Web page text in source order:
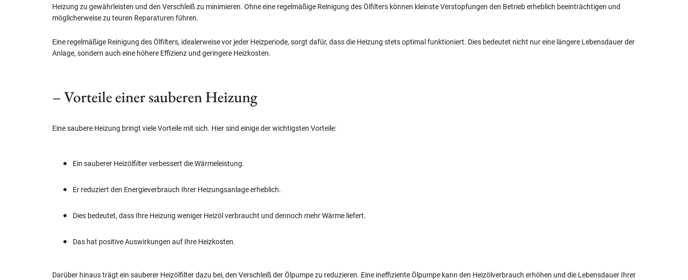
Heizung zu gewährleisten und den Verschleiß zu minimieren. Ohne eine regelmäßige Reinigung des Ölfilters können kleinste Verstopfungen den Betrieb erheblich beeinträchtigen und
möglicherweise zu teuren Reparaturen führen.
Eine regelmäßige Reinigung des Ölfilters, idealerweise vor jeder Heizperiode, sorgt dafür, dass die Heizung stets optimal funktioniert. Dies bedeutet nicht nur eine längere Lebensdauer der
Anlage, sondern auch eine höhere Effizienz und geringere Heizkosten.
– Vorteile einer sauberen Heizung
Eine saubere Heizung bringt viele Vorteile mit sich. Hier sind einige der wichtigsten Vorteile:
Ein sauberer Heizölfilter verbessert die Wärmeleistung.
Er reduziert den Energieverbrauch Ihrer Heizungsanlage erheblich.
Dies bedeutet, dass Ihre Heizung weniger Heizöl verbraucht und dennoch mehr Wärme liefert.
Das hat positive Auswirkungen auf Ihre Heizkosten.
Darüber hinaus trägt ein sauberer Heizölfilter dazu bei, den Verschleiß der Ölpumpe zu reduzieren. Eine ineffiziente Ölpumpe kann den Heizölverbrauch erhöhen und die Lebensdauer Ihrer